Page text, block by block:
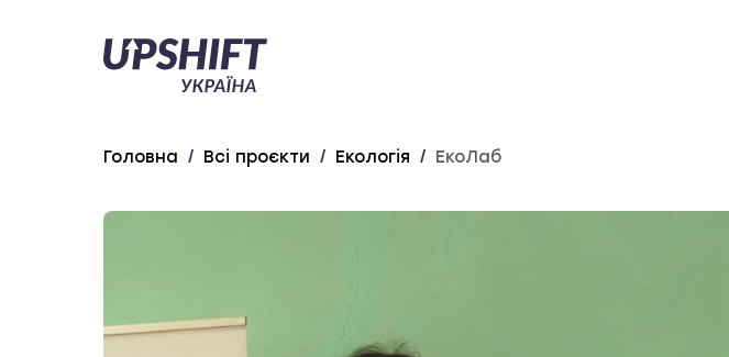
Upshift
Україна
Головна / Всі проєкти / Екологія / ЕкоЛаб